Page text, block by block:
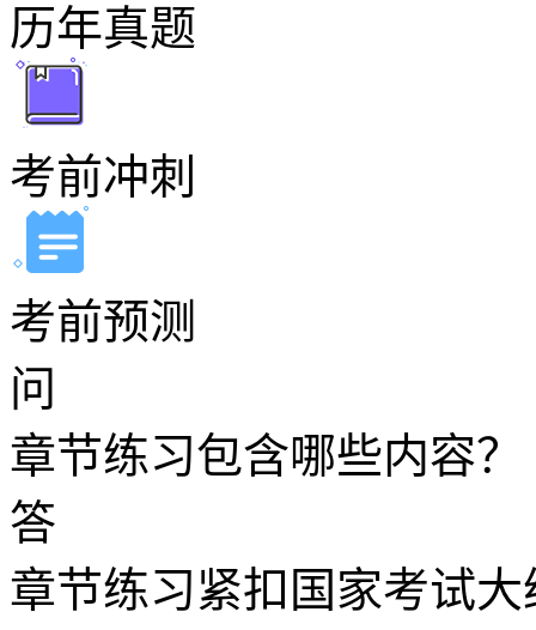
历年真题
考前冲刺
考前预测
问
章节练习包含哪些内容？
答
章节练习紧扣国家考试